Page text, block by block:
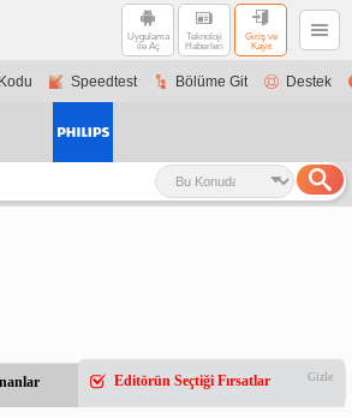
Uygulama
ile Aç
Teknoloji
Haberleri
Giriş ve
Kayıt
Speedtest Bölüme Git Destek
Editörün Seçtiği Fırsatlar Gizle